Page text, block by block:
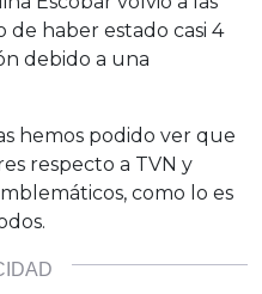
de haber estado casi 4
debido a una
hemos podido ver que
respecto a TVN y
como lo es